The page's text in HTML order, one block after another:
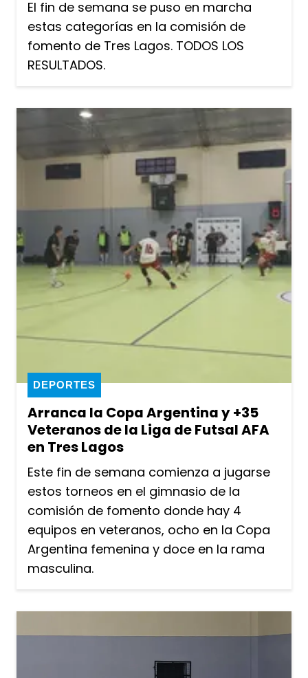
El fin de semana se puso en marcha
estas categorías en la comisión de
fomento de Tres Lagos. TODOS LOS
RESULTADOS.
Arranca la Copa Argentina y +35
Veteranos de la Liga de Futsal AFA
en Tres Lagos
DEPORTES
Este fin de semana comienza a jugarse
estos torneos en el gimnasio de la
comisión de fomento donde hay 4
equipos en veteranos, ocho en la Copa
Argentina femenina y doce en la rama
masculina.